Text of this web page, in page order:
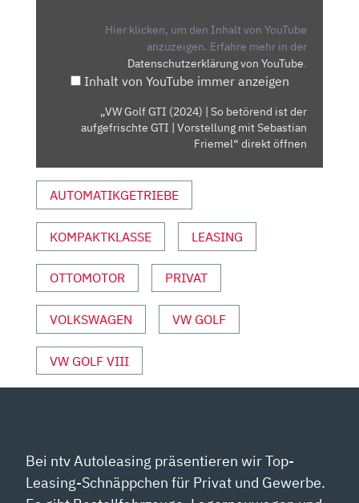
AUFGEFRISCHTE
VORSTELLUNG
MIT
SEBASTIAN
FRIEMEL“
YOUTUBE
ANZEIGEN
Hier klicken, um den Inhalt von YouTube
anzuzeigen. Erfahre mehr in der
Datenschutzerklärung von YouTube.
Inhalt von YouTube immer anzeigen
„VW Golf GTI (2024) | So betörend ist der
aufgefrischte GTI | Vorstellung mit Sebastian
Friemel“ direkt öffnen
AUTOMATIKGETRIEBE
KOMPAKTKLASSE LEASING
OTTOMOTOR PRIVAT
VOLKSWAGEN VW GOLF
VW GOLF VIII
Bei ntv Autoleasing präsentieren wir Top-
Leasing-Schnäppchen für Privat und Gewerbe.